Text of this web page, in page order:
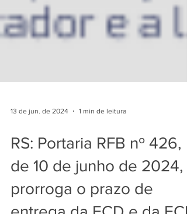
13 de jun. de 2024 1 min de leitura
RS: Portaria RFB nº 426,